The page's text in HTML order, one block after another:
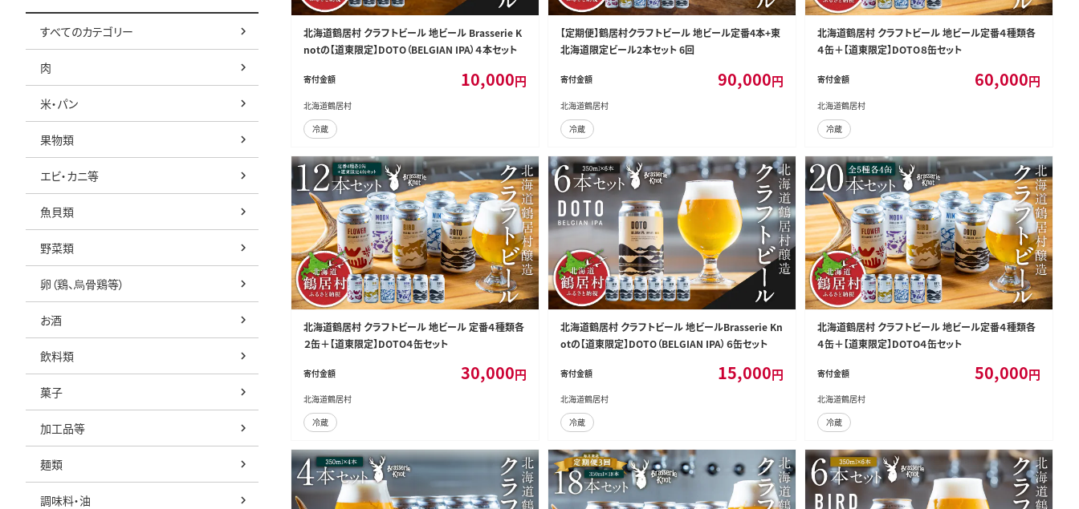
すべてのカテゴリー
肉
米・パン
果物類
エビ・カニ等
魚貝類
野菜類
卵（鶏、烏骨鶏等）
お酒
飲料類
菓子
加工品等
麺類
調味料・油
北海道鶴居村 クラフトビール 地ビール Brasserie K
notの【道東限定】DOTO（BELGIAN IPA）４本セット
寄付金額 10,000円
北海道鶴居村
冷蔵
【定期便】鶴居村クラフトビール 地ビール定番4本+東
北海道限定ビール2本セット 6回
寄付金額 90,000円
北海道鶴居村
冷蔵
北海道鶴居村 クラフトビール 地ビール定番４種類各
４缶＋【道東限定】DOTO８缶セット
寄付金額 60,000円
北海道鶴居村
冷蔵
北海道鶴居村 クラフトビール 地ビール 定番４種類各
２缶＋【道東限定】DOTO４缶セット
寄付金額 30,000円
北海道鶴居村
冷蔵
北海道鶴居村 クラフトビール 地ビールBrasserie Kn
otの【道東限定】DOTO（BELGIAN IPA）６缶セット
寄付金額 15,000円
北海道鶴居村
冷蔵
北海道鶴居村 クラフトビール 地ビール定番４種類各
４缶＋【道東限定】DOTO４缶セット
寄付金額 50,000円
北海道鶴居村
冷蔵